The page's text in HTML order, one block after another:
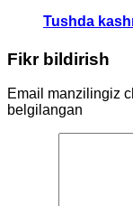
Tushda
Fikr bildirish
Email manzilingiz
belgilangan